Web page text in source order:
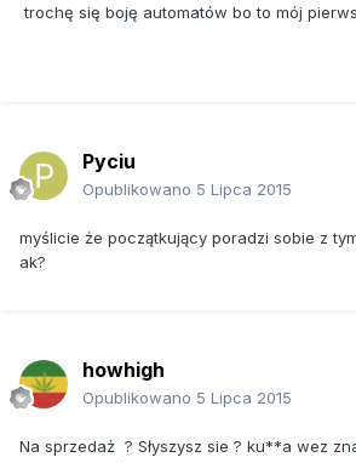
trochę się boję automatów bo to mój
Pyciu
Opublikowano 5 Lipca 2015
myślicie że początkujący poradzi sobie z
ak?
howhigh
Opublikowano 5 Lipca 2015
Na sprzedaż ? Słyszysz sie ? ku**a wez